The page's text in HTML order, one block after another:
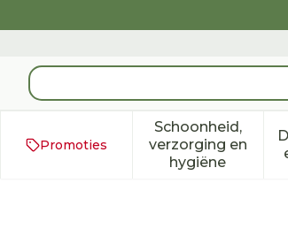
Product, merk, categorie...
Promoties
Schoonheid,
verzorging en
hygiëne
Toon